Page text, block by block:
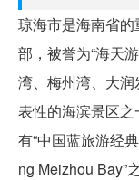
琼海市是海南省
部，被誉为“海天
湾、梅州湾、大
表性的海滨景区之
有“中国蓝旅游经
ng Meizhou Bay”